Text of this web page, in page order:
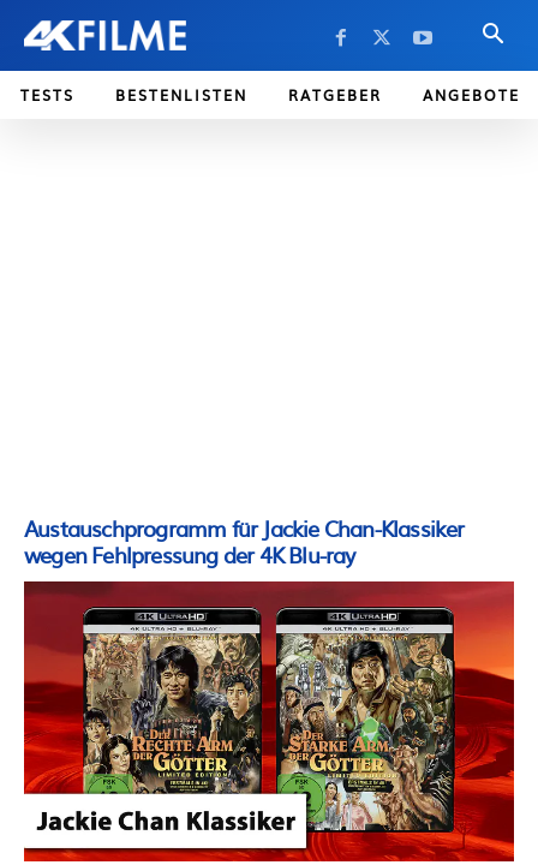
TESTS BESTENLISTEN RATGEBER ANGEBOTE
Austauschprogramm für Jackie Chan-Klassiker
wegen Fehlpressung der 4K Blu-ray